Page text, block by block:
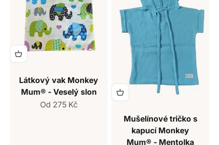
Látkový vak Monkey
Mum® - Veselý slon
Prodejní cena
Od 275 Kč
Mušelínové tričko s
kapucí Monkey
Mum® - Mentolka